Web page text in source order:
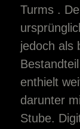
Turms .
jedoch als
enthielt
darunter
Stube.